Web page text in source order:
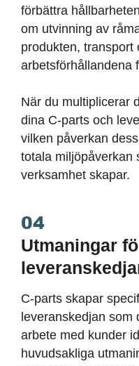
förbättra
om utvinning av
produkten, transport
arbetsförhållandena
När du multiplicerar
dina C-parts och
vilken påverkan
totala miljöpåverkan
verksamhet skapar.
04
Utmaningar
C-parts skapar
leveranskedjan som
arbete med kunder
huvudsakliga